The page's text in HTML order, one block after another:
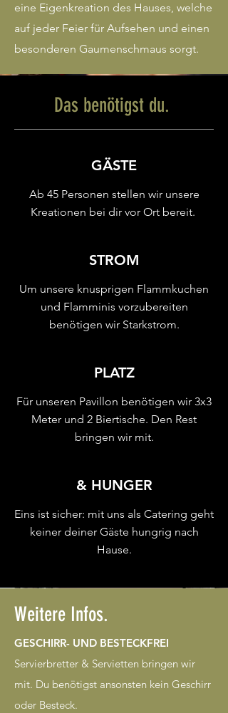
eine Eigenkreation des Hauses, welche
auf jeder Feier für Aufsehen und einen
besonderen Gaumenschmaus sorgt.
Das benötigst du.
GÄSTE
Ab 45 Personen stellen wir unsere
Kreationen bei dir vor Ort bereit.
STROM
Um unsere knusprigen Flammkuchen
und Flamminis vorzubereiten
benötigen wir Starkstrom.
PLATZ
Für unseren Pavillon benötigen wir 3x3
Meter und 2 Biertische. Den Rest
bringen wir mit.
& HUNGER
Eins ist sicher: mit uns als Catering geht
keiner deiner Gäste hungrig nach
Hause.
Weitere Infos.
GESCHIRR- UND BESTECKFREI
Servierbretter & Servietten bringen wir
mit. Du benötigst ansonsten kein Geschirr
oder Besteck.